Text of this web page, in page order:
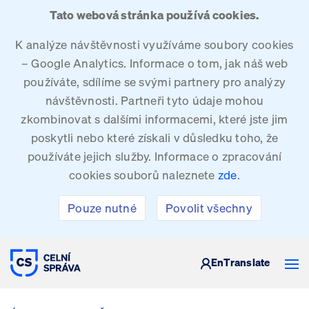
Tato webová stránka používá cookies.
K analýze návštěvnosti využíváme soubory cookies
– Google Analytics. Informace o tom, jak náš web
používáte, sdílíme se svými partnery pro analýzy
návštěvnosti. Partneři tyto údaje mohou
zkombinovat s dalšími informacemi, které jste jim
poskytli nebo které získali v důsledku toho, že
používáte jejich služby. Informace o zpracování
cookies souborů naleznete zde.
Pouze nutné Povolit všechny
CELNÍ SPRÁVA ČESKÉ REPUBLIKY
EnTranslate